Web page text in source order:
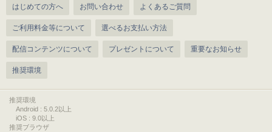
はじめての方へ お問い合わせ よくあるご質問
ご利用料金等について 選べるお支払い方法
配信コンテンツについて プレゼントについて 重要なお知らせ
推奨環境
推奨環境
Android : 5.0.2以上
iOS : 9.0以上
推奨ブラウザ